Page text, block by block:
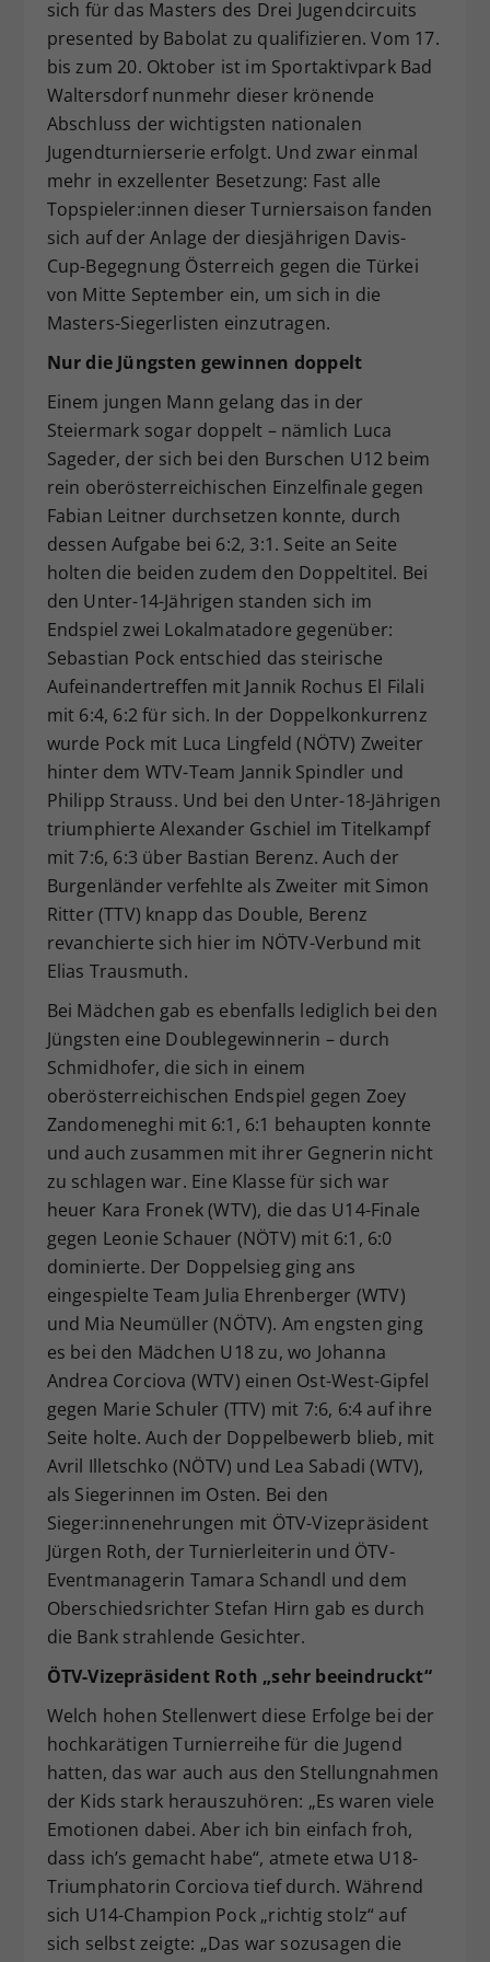
sich für das Masters des Drei Jugendcircuits
presented by Babolat zu qualifizieren. Vom 17.
bis zum 20. Oktober ist im Sportaktivpark Bad
Waltersdorf nunmehr dieser krönende
Abschluss der wichtigsten nationalen
Jugendturnierserie erfolgt. Und zwar einmal
mehr in exzellenter Besetzung: Fast alle
Topspieler:innen dieser Turniersaison fanden
sich auf der Anlage der diesjährigen Davis-
Cup-Begegnung Österreich gegen die Türkei
von Mitte September ein, um sich in die
Masters-Siegerlisten einzutragen.
Nur die Jüngsten gewinnen doppelt
Einem jungen Mann gelang das in der
Steiermark sogar doppelt – nämlich Luca
Sageder, der sich bei den Burschen U12 beim
rein oberösterreichischen Einzelfinale gegen
Fabian Leitner durchsetzen konnte, durch
dessen Aufgabe bei 6:2, 3:1. Seite an Seite
holten die beiden zudem den Doppeltitel. Bei
den Unter-14-Jährigen standen sich im
Endspiel zwei Lokalmatadore gegenüber:
Sebastian Pock entschied das steirische
Aufeinandertreffen mit Jannik Rochus El Filali
mit 6:4, 6:2 für sich. In der Doppelkonkurrenz
wurde Pock mit Luca Lingfeld (NÖTV) Zweiter
hinter dem WTV-Team Jannik Spindler und
Philipp Strauss. Und bei den Unter-18-Jährigen
triumphierte Alexander Gschiel im Titelkampf
mit 7:6, 6:3 über Bastian Berenz. Auch der
Burgenländer verfehlte als Zweiter mit Simon
Ritter (TTV) knapp das Double, Berenz
revanchierte sich hier im NÖTV-Verbund mit
Elias Trausmuth.
Bei Mädchen gab es ebenfalls lediglich bei den
Jüngsten eine Doublegewinnerin – durch
Schmidhofer, die sich in einem
oberösterreichischen Endspiel gegen Zoey
Zandomeneghi mit 6:1, 6:1 behaupten konnte
und auch zusammen mit ihrer Gegnerin nicht
zu schlagen war. Eine Klasse für sich war
heuer Kara Fronek (WTV), die das U14-Finale
gegen Leonie Schauer (NÖTV) mit 6:1, 6:0
dominierte. Der Doppelsieg ging ans
eingespielte Team Julia Ehrenberger (WTV)
und Mia Neumüller (NÖTV). Am engsten ging
es bei den Mädchen U18 zu, wo Johanna
Andrea Corciova (WTV) einen Ost-West-Gipfel
gegen Marie Schuler (TTV) mit 7:6, 6:4 auf ihre
Seite holte. Auch der Doppelbewerb blieb, mit
Avril Illetschko (NÖTV) und Lea Sabadi (WTV),
als Siegerinnen im Osten. Bei den
Sieger:innenehrungen mit ÖTV-Vizepräsident
Jürgen Roth, der Turnierleiterin und ÖTV-
Eventmanagerin Tamara Schandl und dem
Oberschiedsrichter Stefan Hirn gab es durch
die Bank strahlende Gesichter.
ÖTV-Vizepräsident Roth „sehr beeindruckt“
Welch hohen Stellenwert diese Erfolge bei der
hochkarätigen Turnierreihe für die Jugend
hatten, das war auch aus den Stellungnahmen
der Kids stark herauszuhören: „Es waren viele
Emotionen dabei. Aber ich bin einfach froh,
dass ich’s gemacht habe“, atmete etwa U18-
Triumphatorin Corciova tief durch. Während
sich U14-Champion Pock „richtig stolz“ auf
sich selbst zeigte: „Das war sozusagen die
Zweck
Dieser Wert speichert Ihre Consent-
Einstellungen. Unter anderem eine
zufällig generierte ID, für die
historische Speicherung Ihrer
vorgenommen Einstellungen, falls der
Webseiten-Betreiber dies eingestellt
hat.